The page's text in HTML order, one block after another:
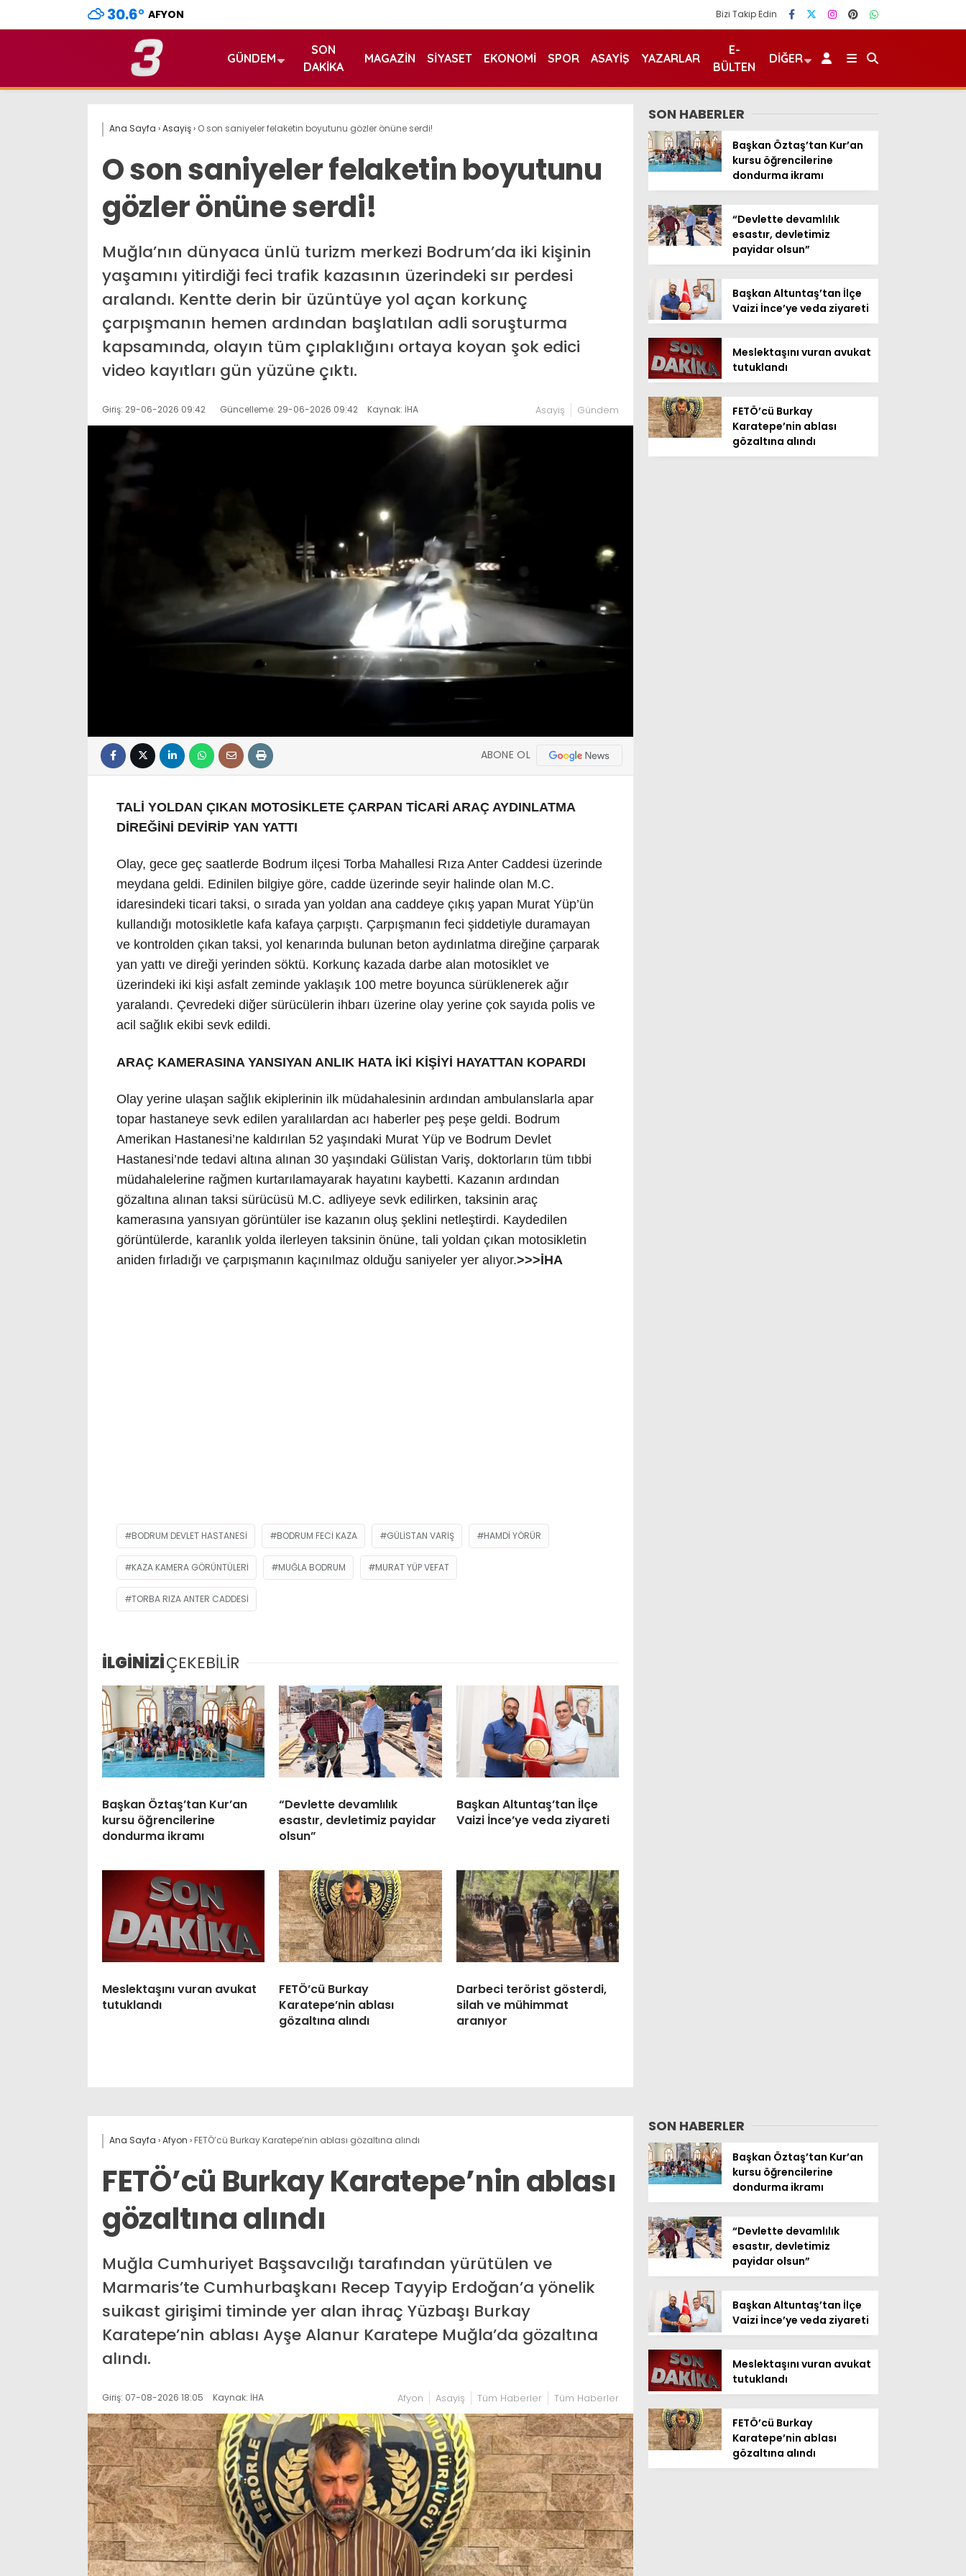
30.6° AFYON Bizi Takip Edin
GÜNDEM
SON
DAKIKA
MAGAZIN SIYASET EKONOMI SPOR ASAYIŞ YAZARLAR
E-
BÜLTEN
DIĞER
Ana Sayfa ›Asayiş› O son saniyeler felaketin boyutunu gözler önüne serdi!
O son saniyeler felaketin boyutunu
gözler önüne serdi!
Muğla’nın dünyaca ünlü turizm merkezi Bodrum’da iki kişinin
yaşamını yitirdiği feci trafik kazasının üzerindeki sır perdesi
aralandı. Kentte derin bir üzüntüye yol açan korkunç
çarpışmanın hemen ardından başlatılan adli soruşturma
kapsamında, olayın tüm çıplaklığını ortaya koyan şok edici
video kayıtları gün yüzüne çıktı.
Giriş: 29-06-2026 09:42 Güncelleme: 29-06-2026 09:42 Kaynak: İHA Asayiş Gündem
ABONE OL
TALİ YOLDAN ÇIKAN MOTOSİKLETE ÇARPAN TİCARİ ARAÇ AYDINLATMA
DİREĞİNİ DEVİRİP YAN YATTI
Olay, gece geç saatlerde Bodrum ilçesi Torba Mahallesi Rıza Anter Caddesi üzerinde
meydana geldi. Edinilen bilgiye göre, cadde üzerinde seyir halinde olan M.C.
idaresindeki ticari taksi, o sırada yan yoldan ana caddeye çıkış yapan Murat Yüp’ün
kullandığı motosikletle kafa kafaya çarpıştı. Çarpışmanın feci şiddetiyle duramayan
ve kontrolden çıkan taksi, yol kenarında bulunan beton aydınlatma direğine çarparak
yan yattı ve direği yerinden söktü. Korkunç kazada darbe alan motosiklet ve
üzerindeki iki kişi asfalt zeminde yaklaşık 100 metre boyunca sürüklenerek ağır
yaralandı. Çevredeki diğer sürücülerin ihbarı üzerine olay yerine çok sayıda polis ve
acil sağlık ekibi sevk edildi.
ARAÇ KAMERASINA YANSIYAN ANLIK HATA İKİ KİŞİYİ HAYATTAN KOPARDI
Olay yerine ulaşan sağlık ekiplerinin ilk müdahalesinin ardından ambulanslarla apar
topar hastaneye sevk edilen yaralılardan acı haberler peş peşe geldi. Bodrum
Amerikan Hastanesi’ne kaldırılan 52 yaşındaki Murat Yüp ve Bodrum Devlet
Hastanesi’nde tedavi altına alınan 30 yaşındaki Gülistan Variş, doktorların tüm tıbbi
müdahalelerine rağmen kurtarılamayarak hayatını kaybetti. Kazanın ardından
gözaltına alınan taksi sürücüsü M.C. adliyeye sevk edilirken, taksinin araç
kamerasına yansıyan görüntüler ise kazanın oluş şeklini netleştirdi. Kaydedilen
görüntülerde, karanlık yolda ilerleyen taksinin önüne, tali yoldan çıkan motosikletin
aniden fırladığı ve çarpışmanın kaçınılmaz olduğu saniyeler yer alıyor.>>>İHA
BODRUM DEVLET HASTANESI BODRUM FECI KAZA GÜLISTAN VARIŞ HAMDI YÖRÜR
KAZA KAMERA GÖRÜNTÜLERI MUĞLA BODRUM MURAT YÜP VEFAT
TORBA RIZA ANTER CADDESI
İLGİNİZİÇEKEBİLİR
Başkan Öztaş’tan Kur’an
kursu öğrencilerine
dondurma ikramı
“Devlette devamlılık
esastır, devletimiz payidar
olsun”
Başkan Altuntaş’tan İlçe
Vaizi İnce’ye veda ziyareti
Meslektaşını vuran avukat
tutuklandı
FETÖ’cü Burkay
Karatepe’nin ablası
gözaltına alındı
Darbeci terörist gösterdi,
silah ve mühimmat
aranıyor
SON HABERLER
Başkan Öztaş’tan Kur’an
kursu öğrencilerine
dondurma ikramı
“Devlette devamlılık
esastır, devletimiz
payidar olsun”
Başkan Altuntaş’tan İlçe
Vaizi İnce’ye veda ziyareti
Meslektaşını vuran avukat
tutuklandı
FETÖ’cü Burkay
Karatepe’nin ablası
gözaltına alındı
Ana Sayfa ›Afyon › FETÖ’cü Burkay Karatepe’nin ablası gözaltına alındı
FETÖ’cü Burkay Karatepe’nin ablası
gözaltına alındı
Muğla Cumhuriyet Başsavcılığı tarafından yürütülen ve
Marmaris’te Cumhurbaşkanı Recep Tayyip Erdoğan’a yönelik
suikast girişimi timinde yer alan ihraç Yüzbaşı Burkay
Karatepe’nin ablası Ayşe Alanur Karatepe Muğla’da gözaltına
alındı.
Giriş: 07-08-2026 18:05 Kaynak: İHA Afyon Asayiş Tüm Haberler Tüm Haberler
SON HABERLER
Başkan Öztaş’tan Kur’an
kursu öğrencilerine
dondurma ikramı
“Devlette devamlılık
esastır, devletimiz
payidar olsun”
Başkan Altuntaş’tan İlçe
Vaizi İnce’ye veda ziyareti
Meslektaşını vuran avukat
tutuklandı
FETÖ’cü Burkay
Karatepe’nin ablası
gözaltına alındı